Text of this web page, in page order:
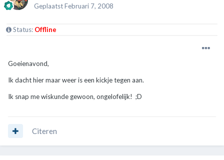
GeplaatstFebruari 7, 2008
Status: Offline
Goeienavond,
Ik dacht hier maar weer is een kickje tegen aan.
Ik snap me wiskunde gewoon, ongelofelijk! ;D
Citeren